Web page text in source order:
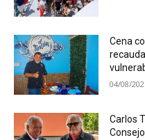
Cena
04/08/
Carlos